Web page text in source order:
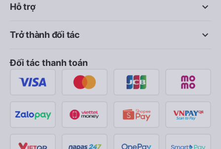
keyboard_arrow_down
Hỗ trợ
keyboard_arrow_down
Trở thành đối tác
Đối tác thanh toán